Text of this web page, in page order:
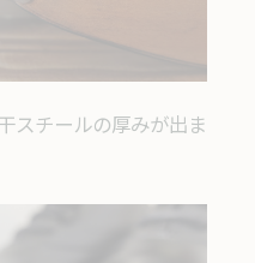
スチールの厚みが出ま